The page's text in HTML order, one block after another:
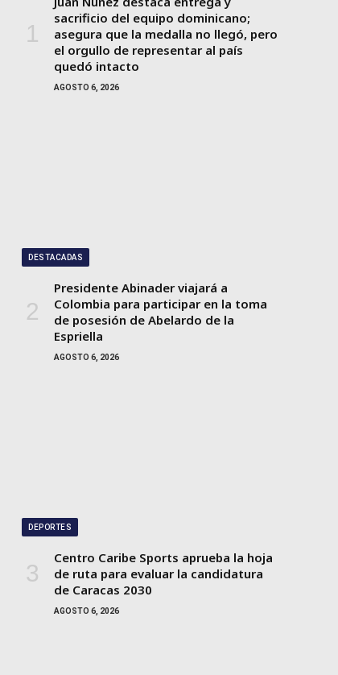
sacrificio del equipo dominicano;
asegura que la medalla no llegó, pero
el orgullo de representar al país
quedó intacto
AGOSTO 6, 2026
DESTACADAS
Presidente Abinader viajará a
Colombia para participar en la toma
de posesión de Abelardo de la
Espriella
AGOSTO 6, 2026
DEPORTES
Centro Caribe Sports aprueba la hoja
de ruta para evaluar la candidatura
de Caracas 2030
AGOSTO 6, 2026